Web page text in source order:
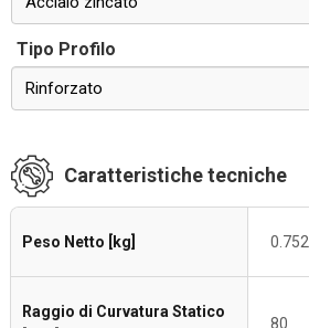
Tipo Profilo
Rinforzato
Caratteristiche tecniche
Peso Netto [kg] 0.752
Raggio di Curvatura Statico
80